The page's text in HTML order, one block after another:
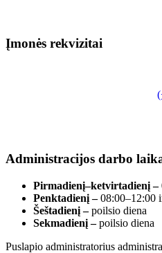
Įmonės rekvizitai
Administracijos darbo
Pirmadienį–ketvirtadienį –
Penktadienį –08:00–12:00
Šeštadienį –poilsio diena
Sekmadienį –poilsio diena
Puslapio administratorius